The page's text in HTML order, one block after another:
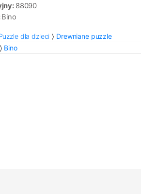
88090
Bino
dla dzieci
Drewniane puzzle
Bino